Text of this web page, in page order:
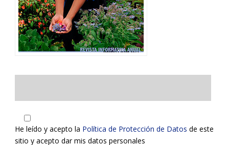
He leído y acepto la Política de Protección de Datos de este
sitio y acepto dar mis datos personales